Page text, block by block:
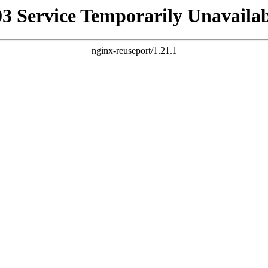
Service Temporarily
nginx-reuseport/1.21.1